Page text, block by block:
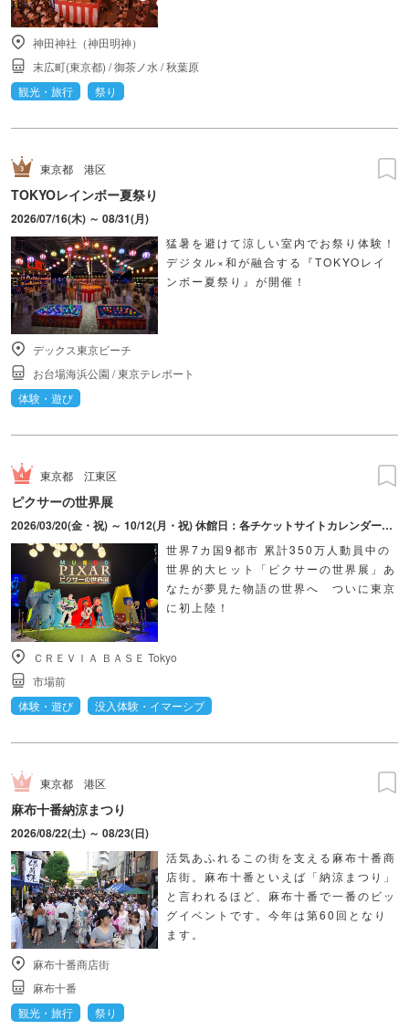
神田神社（神田明神）
末広町(東京都) /御茶ノ水 /秋葉原
観光・旅行
祭り
東京都 港区
TOKYOレインボー夏祭り
2026/07/16(木) ～ 08/31(月)
猛暑を避けて涼しい室内でお祭り体験！
デジタル×和が融合する『TOKYOレイ
ンボー夏祭り』が開催！
デックス東京ビーチ
お台場海浜公園 /東京テレポート
体験・遊び
東京都 江東区
ピクサーの世界展
2026/03/20(金・祝) ～ 10/12(月・祝) 休館日：各チケットサイトカレンダーにてご確認ください。
世界7カ国9都市 累計350万人動員中の
世界的大ヒット「ピクサーの世界展」あ
なたが夢見た物語の世界へ ついに東京
に初上陸！
ＣＲＥＶＩＡ ＢＡＳＥ Tokyo
市場前
体験・遊び
没入体験・イマーシブ
東京都 港区
麻布十番納涼まつり
2026/08/22(土) ～ 08/23(日)
活気あふれるこの街を支える麻布十番商
店街。麻布十番といえば「納涼まつり」
と言われるほど、麻布十番で一番のビッ
グイベントです。今年は第60回となり
ます。
麻布十番商店街
麻布十番
観光・旅行
祭り